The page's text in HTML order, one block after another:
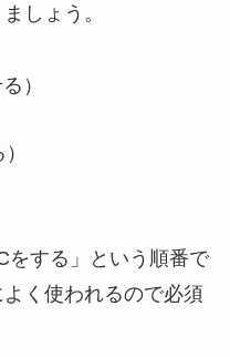
しょう。
）
をする」という順番で
く使われるので必須